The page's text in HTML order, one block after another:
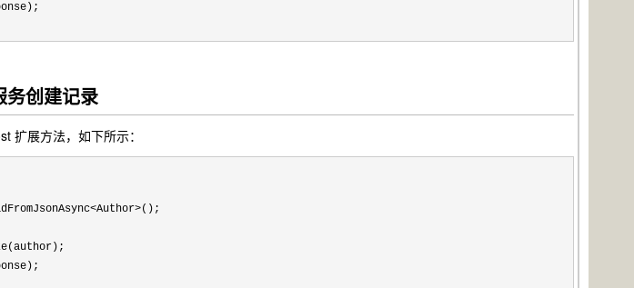
务创建记录
扩展方法，如下所示：
();